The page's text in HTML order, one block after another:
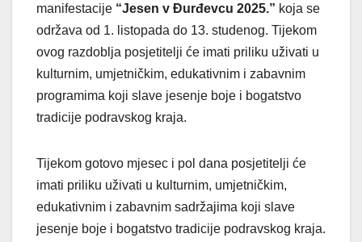
manifestacije “Jesen v Đurđevcu 2025.” koja se
održava od 1. listopada do 13. studenog. Tijekom
ovog razdoblja posjetitelji će imati priliku uživati u
kulturnim, umjetničkim, edukativnim i zabavnim
programima koji slave jesenje boje i bogatstvo
tradicije podravskog kraja.
Tijekom gotovo mjesec i pol dana posjetitelji će
imati priliku uživati u kulturnim, umjetničkim,
edukativnim i zabavnim sadržajima koji slave
jesenje boje i bogatstvo tradicije podravskog kraja.